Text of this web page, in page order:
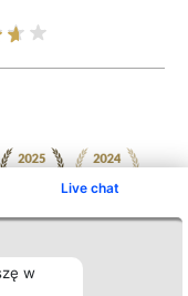
Live chat
w
Pokaż więcej >>
Szefem